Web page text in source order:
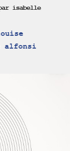
isabelle
alfonsi